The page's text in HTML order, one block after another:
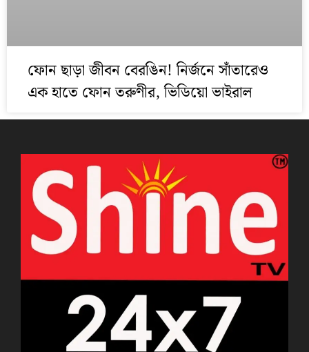
ফোন ছাড়া জীবন বেরঙিন! নির্জনে সাঁতারেও
এক হাতে ফোন তরুণীর, ভিডিয়ো ভাইরাল